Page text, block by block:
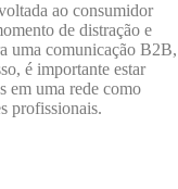
ao consumidor
de distração e
uma comunicação B2B,
é importante estar
em uma rede como
profissionais.